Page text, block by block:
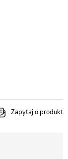
Zapytaj o produkt